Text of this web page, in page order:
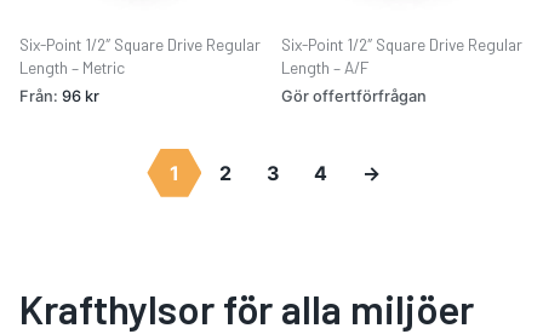
Six-Point 1/2″ Square Drive Regular
Length – Metric
Från: 96 kr
Six-Point 1/2″ Square Drive Regular
Length – A/F
Gör offertförfrågan
1 2 3 4 →
Krafthylsor för alla miljöer